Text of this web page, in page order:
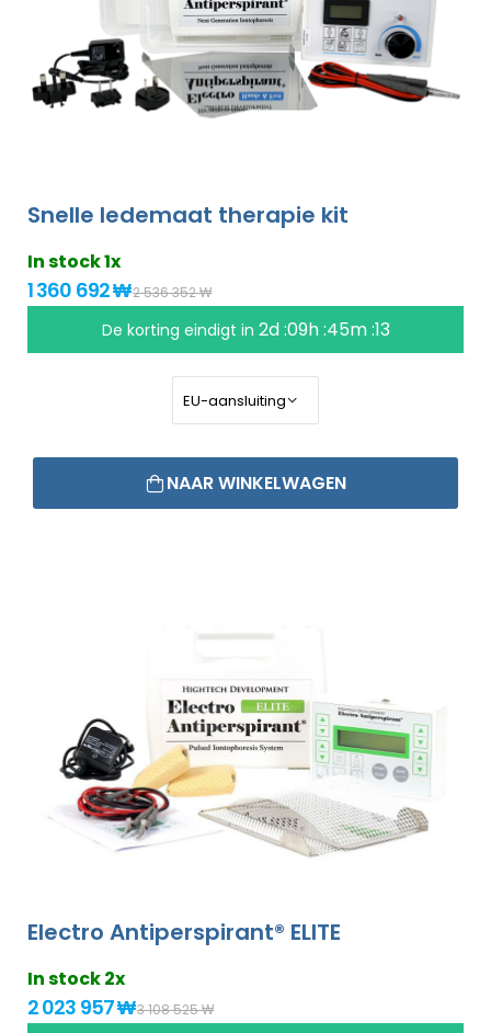
Snelle ledemaat therapie kit
In stock 1x
1 360 692 ₩2 536 352 ₩
De korting eindigt in 2d :09h :45m :13
NAAR WINKELWAGEN
Electro Antiperspirant® ELITE
In stock 2x
2 023 957 ₩3 108 525 ₩